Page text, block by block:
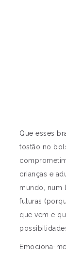
Que esses
tostão no
crianças e
mundo, num
futuras
que vem e
Emociona-